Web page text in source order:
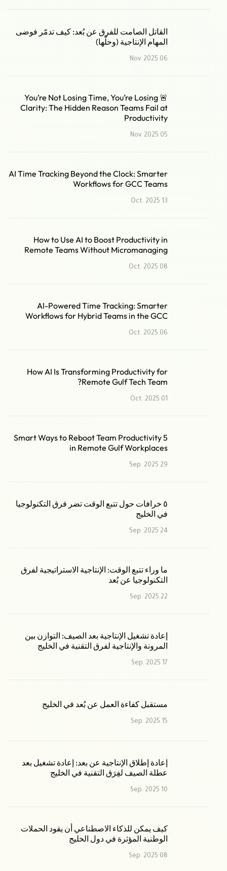
القاتل الصامت للفرق عن بُعد: كيف تدمّر فوضى
المهام الإنتاجية (وحلّها)
06 Nov. 2025
🚨 You’re Not Losing Time, You’re Losing
Clarity: The Hidden Reason Teams Fail at
Productivity
05 Nov. 2025
AI Time Tracking Beyond the Clock: Smarter
Workflows for GCC Teams
13 Oct. 2025
How to Use AI to Boost Productivity in
Remote Teams Without Micromanaging
08 Oct. 2025
AI-Powered Time Tracking: Smarter
Workflows for Hybrid Teams in the GCC
06 Oct. 2025
How AI Is Transforming Productivity for
Remote Gulf Tech Team?
01 Oct. 2025
5 Smart Ways to Reboot Team Productivity
in Remote Gulf Workplaces
29 Sep. 2025
٥ خرافات حول تتبع الوقت تضر فرق التكنولوجيا
في الخليج
24 Sep. 2025
ما وراء تتبع الوقت: الإنتاجية الاستراتيجية لفرق
التكنولوجيا عن بُعد
22 Sep. 2025
إعادة تشغيل الإنتاجية بعد الصيف: التوازن بين
المرونة والإنتاجية لفرق التقنية في الخليج
17 Sep. 2025
مستقبل كفاءة العمل عن بُعد في الخليج
15 Sep. 2025
إعادة إطلاق الإنتاجية عن بعد: إعادة تشغيل بعد
عطلة الصيف لفِرَق التقنية في الخليج
10 Sep. 2025
كيف يمكن للذكاء الاصطناعي أن يقود الحملات
الوطنية المؤثرة في دول الخليج
08 Sep. 2025